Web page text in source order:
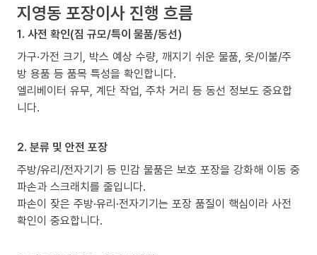
지영동 포장이사 진행 흐름
1. 사전 확인(짐 규모/특이 물품/동선)
가구·가전 크기, 박스 예상 수량, 깨지기 쉬운 물품, 옷/이불/주
방 용품 등 품목 특성을 확인합니다.
엘리베이터 유무, 계단 작업, 주차 거리 등 동선 정보도 중요합
니다.
2. 분류 및 안전 포장
주방/유리/전자기기 등 민감 물품은 보호 포장을 강화해 이동 중
파손과 스크래치를 줄입니다.
파손이 잦은 주방·유리·전자기기는 포장 품질이 핵심이라 사전
확인이 중요합니다.